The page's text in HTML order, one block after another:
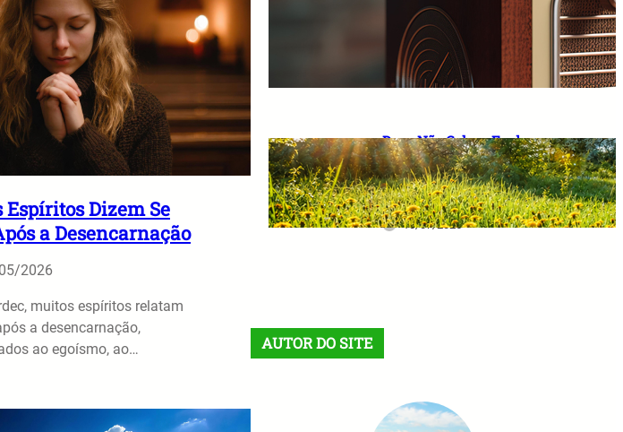
Espíritos Dizem Se
a Desencarnação
2026
muitos espíritos relatam
a desencarnação,
ao egoísmo, ao…
A Importância de Falar
Palavras Positivas e Acreditar
em um Futuro Melhor
10/07/2026
Deus Não Coloca Fardo
Pesado em Ombros Fracos: O
Verdadeiro Significado das
Provas da Vida
10/07/2026
AUTOR DO SITE